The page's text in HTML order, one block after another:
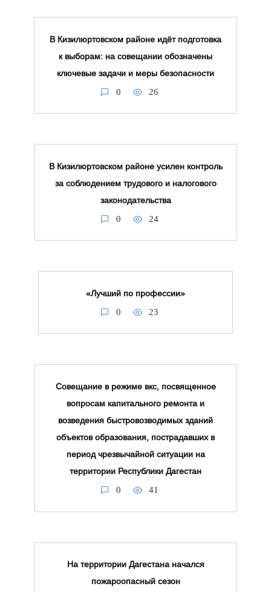
В Кизилюртовском районе идёт подготовка
к выборам: на совещании обозначены
ключевые задачи и меры безопасности
0 26
В Кизилюртовском районе усилен контроль
за соблюдением трудового и налогового
законодательства
0 24
«Лучший по профессии»
0 23
Совещание в режиме вкс, посвященное
вопросам капитального ремонта и
возведения быстровозводимых зданий
объектов образования, пострадавших в
период чрезвычайной ситуации на
территории Республики Дагестан
0 41
На территории Дагестана начался
пожароопасный сезон